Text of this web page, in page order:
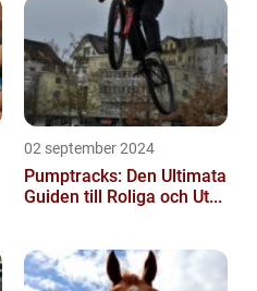
02 september 2024
Pumptracks: Den Ultimata
Guiden till Roliga och Ut...